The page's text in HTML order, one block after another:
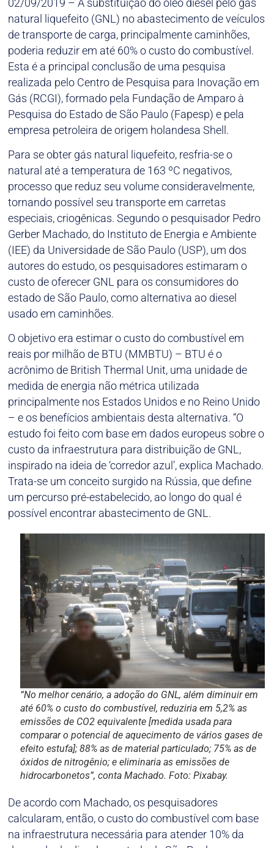
natural liquefeito (GNL) no abastecimento de veículos
de transporte de carga, principalmente caminhões,
poderia reduzir em até 60% o custo do combustível.
Esta é a principal conclusão de uma pesquisa
realizada pelo Centro de Pesquisa para Inovação em
Gás (RCGI), formado pela Fundação de Amparo à
Pesquisa do Estado de São Paulo (Fapesp) e pela
empresa petroleira de origem holandesa Shell.
Para se obter gás natural liquefeito, resfria-se o
natural até a temperatura de 163 ºC negativos,
processo que reduz seu volume consideravelmente,
tornando possível seu transporte em carretas
especiais, criogênicas. Segundo o pesquisador Pedro
Gerber Machado, do Instituto de Energia e Ambiente
(IEE) da Universidade de São Paulo (USP), um dos
autores do estudo, os pesquisadores estimaram o
custo de oferecer GNL para os consumidores do
estado de São Paulo, como alternativa ao diesel
usado em caminhões.
O objetivo era estimar o custo do combustível em
reais por milhão de BTU (MMBTU) – BTU é o
acrônimo de British Thermal Unit, uma unidade de
medida de energia não métrica utilizada
principalmente nos Estados Unidos e no Reino Unido
– e os benefícios ambientais desta alternativa. “O
estudo foi feito com base em dados europeus sobre o
custo da infraestrutura para distribuição de GNL,
inspirado na ideia de ‘corredor azul’, explica Machado.
Trata-se um conceito surgido na Rússia, que define
um percurso pré-estabelecido, ao longo do qual é
possível encontrar abastecimento de GNL.
“No melhor cenário, a adoção do GNL, além diminuir em
até 60% o custo do combustível, reduziria em 5,2% as
emissões de CO2 equivalente [medida usada para
comparar o potencial de aquecimento de vários gases de
efeito estufa]; 88% as de material particulado; 75% as de
óxidos de nitrogênio; e eliminaria as emissões de
hidrocarbonetos”, conta Machado. Foto: Pixabay.
De acordo com Machado, os pesquisadores
calcularam, então, o custo do combustível com base
na infraestrutura necessária para atender 10% da